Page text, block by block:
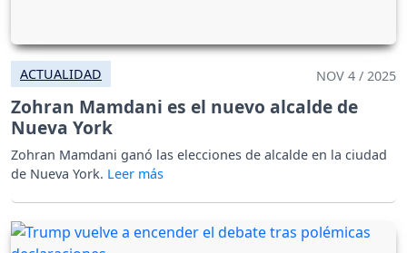
ACTUALIDAD NOV 4 / 2025
Zohran Mamdani es el nuevo alcalde de
Nueva York
Zohran Mamdani ganó las elecciones de alcalde en la ciudad
de Nueva York.